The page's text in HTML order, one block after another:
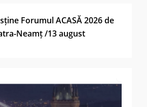
Forumul ACASĂ 2026 de
Neamț /13 august